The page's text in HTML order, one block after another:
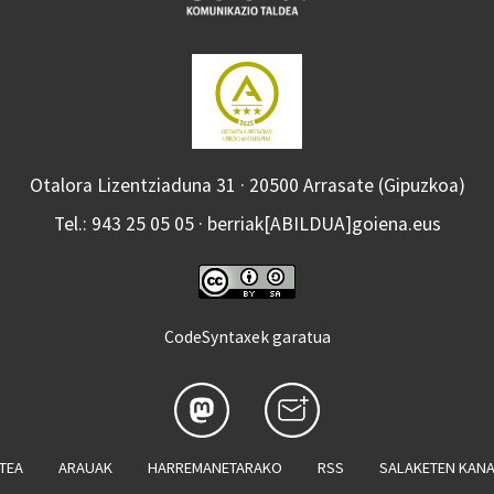
Otalora Lizentziaduna 31 · 20500 Arrasate (Gipuzkoa)
Tel.: 943 25 05 05 · berriak[ABILDUA]goiena.eus
CodeSyntaxek garatua
ARAUAK HARREMANETARAKO RSS SALAKETEN